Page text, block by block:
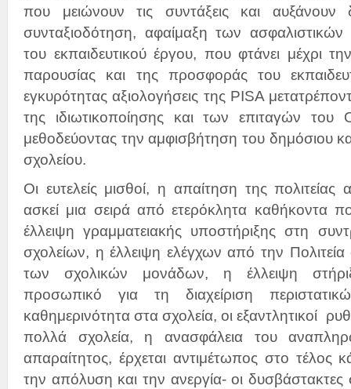
που μειώνουν τις συντάξεις και αυξάνουν
συνταξιοδότηση, αφαίμαξη των
του εκπαιδευτικού έργου, που φτάνει μέχρι
παρουσίας και της προσφοράς του
εγκυρότητας αξιολογήσεις της PISA
της ιδιωτικοποίησης και των επιταγών
μεθοδεύοντας την αμφισβήτηση του δημόσιου
σχολείου.
Οι ευτελείς μισθοί, η απαίτηση της πολιτείας
ασκεί μια σειρά από ετερόκλητα καθήκοντα
έλλειψη γραμματειακής υποστήριξης στη
σχολείων, η έλλειψη ελέγχων από την Πολιτεία
των σχολικών μονάδων, η έλλειψη
προσωπικό για τη διαχείριση
καθημερινότητα στα σχολεία, οι εξαντλητικοί
πολλά σχολεία, η ανασφάλεια του
απαραίτητος, έρχεται αντιμέτωπος στο τέλος
την απόλυση και την ανεργία- οι